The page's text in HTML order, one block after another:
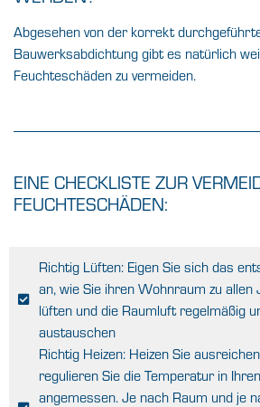
Abgesehen von der korrekt
Bauwerksabdichtung gibt es natürlich
Feuchteschäden zu vermeiden.
EINE CHECKLISTE ZUR
FEUCHTESCHÄDEN:
Richtig Lüften: Eigen Sie sich das
an, wie Sie ihren Wohnraum zu
lüften und die Raumluft regelmäßig
austauschen
Richtig Heizen: Heizen Sie
regulieren Sie die Temperatur in
angemessen. Je nach Raum und je